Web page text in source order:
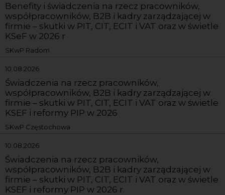
Benefity i świadczenia na rzecz pracowników,
współpracowników, B2B i kadry zarządzającej w
firmie – skutki w PIT, CIT, ECIT i VAT oraz w świetle
KSeF w 2026 r
SKwP Radom
10.08.2026
Świadczenia na rzecz pracowników,
współpracowników, B2B i kadry zarządzającej w
firmie – skutki w PIT, CIT, ECIT i VAT oraz w świetle
KSEF i reformy PIP w 2026
SKwP Częstochowa
10.08.2026
Świadczenia na rzecz pracowników,
współpracowników, B2B i kadry zarządzającej w
firmie – skutki w PIT, CIT, ECIT i VAT oraz w świetle
KSEF i reformy PIP w 2026 r.